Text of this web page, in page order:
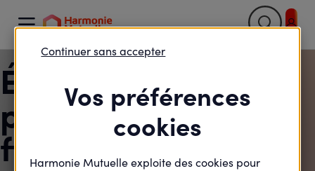

Éco-santé et
protection
financière
Vos préférences
cookies
Harmonie Mutuelle exploite des cookies pour
Continuer sans accepter